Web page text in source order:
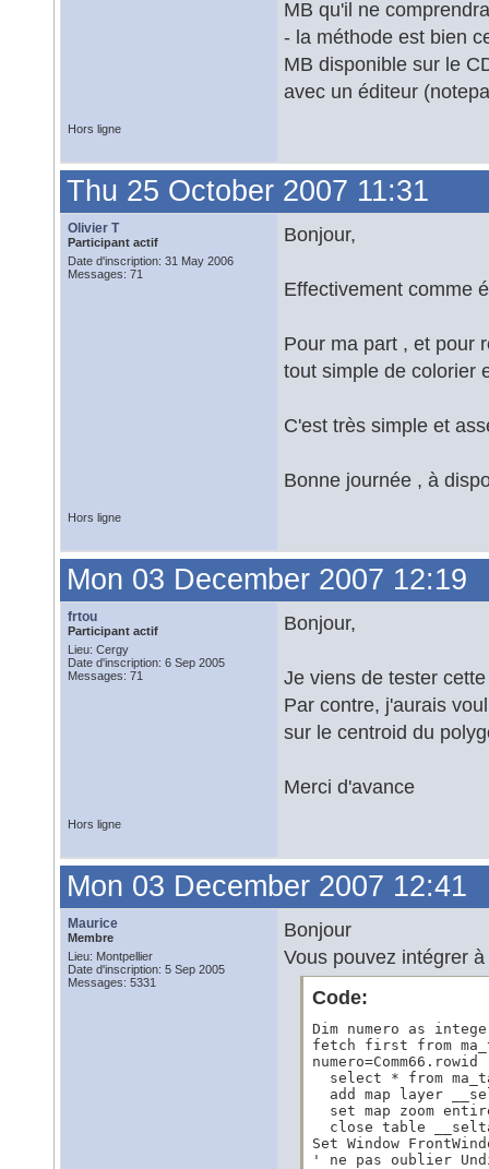
MB qu'il ne
- la méthode est bien
MB disponible sur le
avec un éditeur
Hors ligne
Thu 25 October 2007 11:31
Olivier T
Participant actif
Date d'inscription: 31 May 2006
Messages: 71
Bonjour,
Effectivement comme
Pour ma part , et pour
tout simple de colorier
C'est très simple et
Bonne journée , à
Hors ligne
Mon 03 December 2007 12:19
frtou
Participant actif
Lieu: Cergy
Date d'inscription: 6 Sep 2005
Messages: 71
Bonjour,
Je viens de tester
Par contre, j'aurais
sur le centroid du
Merci d'avance
Hors ligne
Mon 03 December 2007 12:41
Maurice
Membre
Lieu: Montpellier
Date d'inscription: 5 Sep 2005
Messages: 5331
Bonjour
Vous pouvez intégrer
Code:
Dim numero as
fetch first from
numero=Comm66.rowid
select * from
add map layer
set map zoom
close table
Set Window
' ne pas oublier